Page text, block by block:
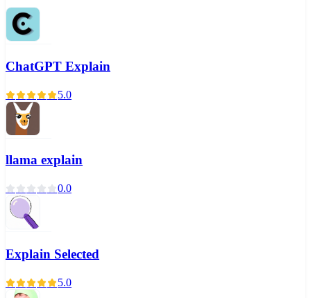
ChatGPT Explain
5.0
llama explain
0.0
Explain Selected
5.0